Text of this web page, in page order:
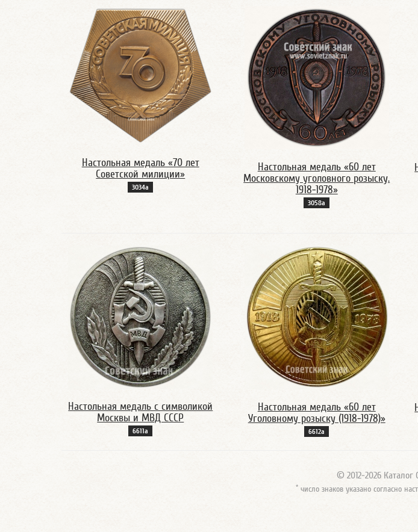
Настольная медаль «70 лет
Советской милиции»
3034а
Настольная медаль «60 лет
Московскому уголовного розыску.
1918-1978»
3058а
Настольная медаль с символикой
Москвы и МВД СССР
6611а
Настольная медаль «60 лет
Уголовному розыску (1918-1978)»
6612а
© 2012-2026 Каталог
* число знаков указано согласно